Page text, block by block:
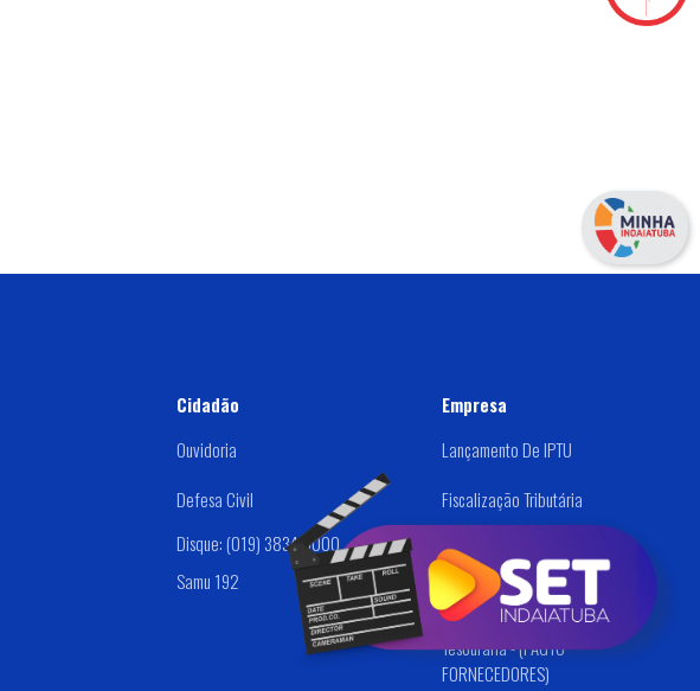
Cidadão
Ouvidoria
Defesa Civil
Disque: (019) 3834-9000
Samu 192
Empresa
Lançamento De IPTU
Fiscalização Tributária
Dívida Ativa
Alvará /Cadastro De Empresas
Tesouraria - (PAGTO
FORNECEDORES)